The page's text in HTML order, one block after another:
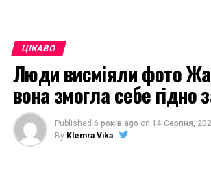
ЦIКАВО
Люди висміяли фото
вона змогла себе гідно
Published 6 років ago on 14 Серпня,
By Klemra Vika